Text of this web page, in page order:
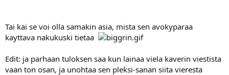
Tai kai se voi olla samakin asia, mista sen avokyparaa
kayttava nakukuski tietaa
Edit: ja parhaan tuloksen saa kun lainaa viela kaverin viestista
vaan ton osan, ja unohtaa sen pleksi-sanan siita vieresta